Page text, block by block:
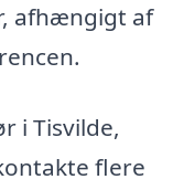
afhængigt af
i Tisvilde,
flere